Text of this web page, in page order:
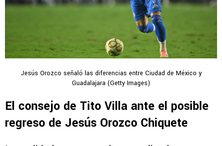
Jesús Orozco señaló las diferencias entre Ciudad de México y
Guadalajara (Getty Images)
El consejo de Tito Villa ante el posible
regreso de Jesús Orozco Chiquete